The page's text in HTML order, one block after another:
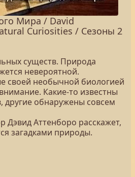
Мира / David
Curiosities / Сезоны 2
существ. Природа
невероятной.
своей необычной биологией
Какие-то известны
другие обнаружены совсем
Дэвид Аттенборо расскажет,
загадками природы.